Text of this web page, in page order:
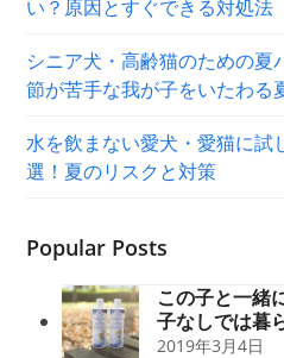
い？原因とすぐできる対処法
シニア犬・高齢猫のための夏
節が苦手な我が子をいたわる
水を飲まない愛犬・愛猫に試
選！夏のリスクと対策
Popular Posts
この子と一緒
子なしでは暮
2019年3月4日